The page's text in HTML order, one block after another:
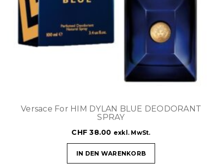
Versace For HIM DYLAN BLUE DEODORANT
SPRAY
CHF 38.00 exkl. MwSt.
IN DEN WARENKORB